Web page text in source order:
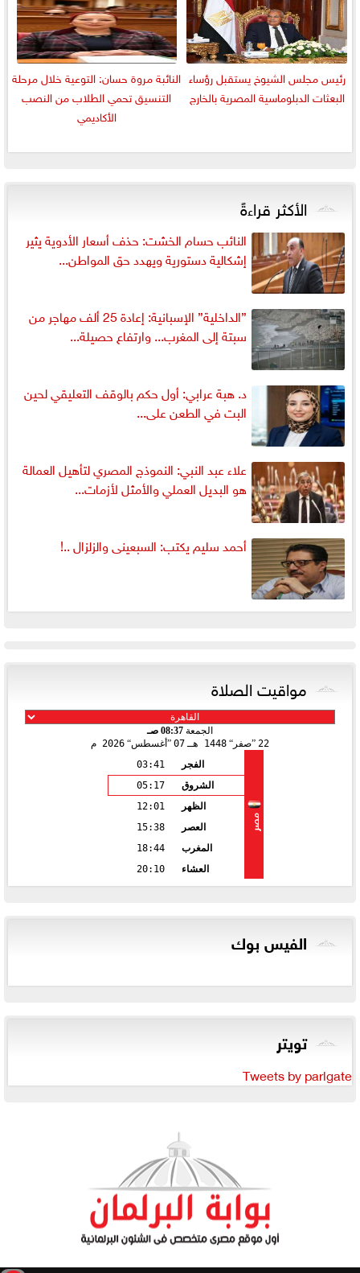
رئيس مجلس الشيوخ يستقبل رؤساء
البعثات الدبلوماسية المصرية بالخارج
النائبة مروة حسان: التوعية خلال مرحلة
التنسيق تحمي الطلاب من النصب
الأكاديمي
الأكثر قراءةً
النائب حسام الخشت: حذف أسعار الأدوية يثير
إشكالية دستورية ويهدد حق المواطن...
”الداخلية” الإسبانية: إعادة 25 ألف مهاجر من
سبتة إلى المغرب... وارتفاع حصيلة...
د. هبة عرابي: أول حكم بالوقف التعليقي لحين
البت في الطعن على...
علاء عبد النبي: النموذج المصري لتأهيل العمالة
هو البديل العملي والأمثل لأزمات...
أحمد سليم يكتب: السبعينى والزلزال ..!
مواقيت الصلاة
الجمعة 08:37 صـ
22
صفر 1448 هـ 07 أغسطس 2026 م
مصر
الفجر
03:41
الشروق
05:17
الظهر
12:01
العصر
15:38
المغرب
18:44
العشاء
20:10
الفيس بوك
تويتر
Tweets by parlgate